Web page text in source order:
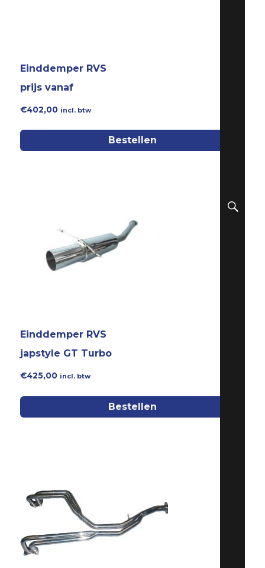
Einddemper RVS
prijs vanaf
€402,00 incl. btw
Bestellen
Einddemper RVS
japstyle GT Turbo
€425,00 incl. btw
Bestellen